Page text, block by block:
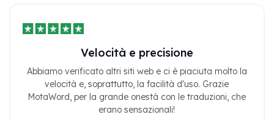
Velocità e precisione
Abbiamo verificato altri siti web e ci è piaciuta molto la
velocità e, soprattutto, la facilità d'uso. Grazie
MotaWord, per la grande onestà con le traduzioni, che
erano sensazionali!